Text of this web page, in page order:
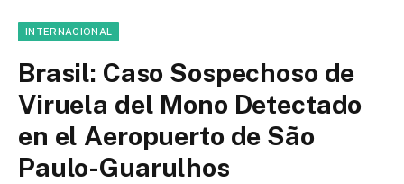
INTERNACIONAL
Brasil: Caso Sospechoso de
Viruela del Mono Detectado
en el Aeropuerto de São
Paulo-Guarulhos